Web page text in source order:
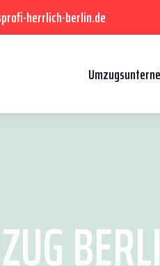
herrlich-berlin.de